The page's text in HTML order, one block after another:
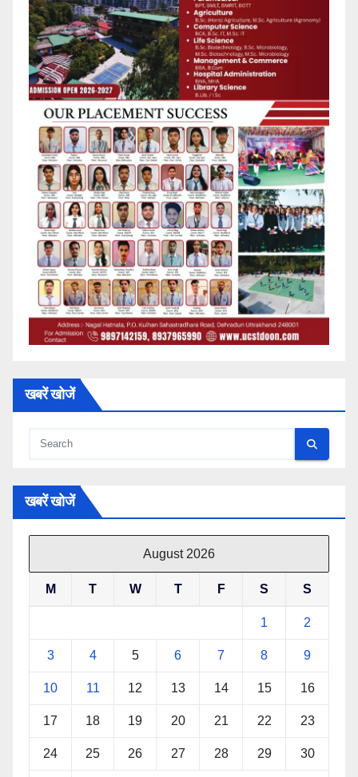
खबरें खोजें
खबरें खोजें
August 2026
M T W T F S S
1 2
3 4 5 6 7 8 9
10 11 12 13 14 15 16
17 18 19 20 21 22 23
24 25 26 27 28 29 30